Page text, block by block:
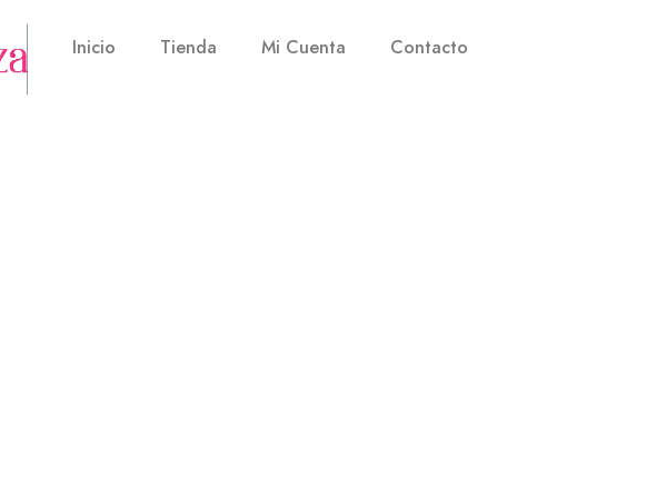
Inicio Tienda Mi Cuenta Contacto